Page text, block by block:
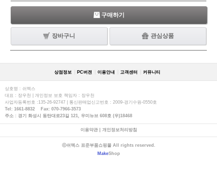
구매하기
장바구니 관심상품
상점정보 PC버젼 이용안내 고객센터 커뮤니티
상호명 : 쉬멕스
대표 : 장우천 | 개인정보 보호 책임자 : 장우천
사업자등록번호 :135-26-92747 | 통신판매업신고번호 : 2009-경기수원-0550호
Tel: 1661-8832 Fax: 070-7966-3573
주소 : 경기 화성시 동탄대로23길 121, 우미뉴브 608호 (우)18468
이용약관| 개인정보처리방침
ⓒ쉬멕스 표준부품쇼핑몰 All rights reserved.
MakeShop